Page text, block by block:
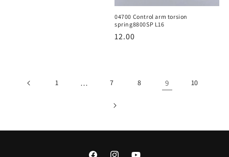
04700 Control arm torsion
spring8800SP L16
ราคา
12.00
1 … 7 8 9 10